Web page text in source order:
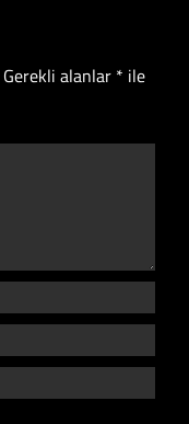
Gerekli alanlar * ile